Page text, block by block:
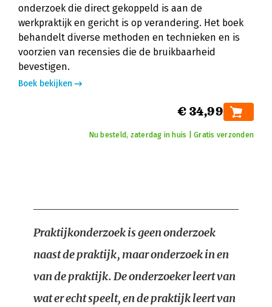
onderzoek die direct gekoppeld is aan de
werkpraktijk en gericht is op verandering. Het boek
behandelt diverse methoden en technieken en is
voorzien van recensies die de bruikbaarheid
bevestigen.
Boek bekijken
€ 34,99
Nu besteld, zaterdag in huis | Gratis verzonden
Praktijkonderzoek is geen onderzoek
naast de praktijk, maar onderzoek in en
van de praktijk. De onderzoeker leert van
wat er echt speelt, en de praktijk leert van